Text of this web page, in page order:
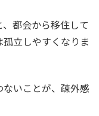
都会から移住して
立しやすくなりま
いことが、疎外感